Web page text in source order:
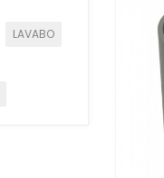
LAVABO